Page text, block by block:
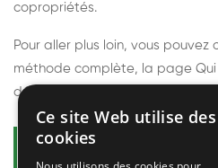
copropriétés.
Pour aller plus loin, vous pouvez
méthode complète, la page
découvrir
Questions
Ce site Web utilise des
cookies